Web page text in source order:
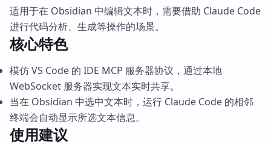
适用于在 Obsidian 中编辑文本时，需要借助 Claude Code
进行代码分析、生成等操作的场景。
核心特色
模仿 VS Code 的 IDE MCP 服务器协议，通过本地
WebSocket 服务器实现文本实时共享。
当在 Obsidian 中选中文本时，运行 Claude Code 的相邻
终端会自动显示所选文本信息。
使用建议